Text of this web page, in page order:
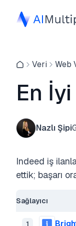
Veri Web
En
Nazlı Şipi
Indeed iş
ettik; başarı
Sağlayıcı
1